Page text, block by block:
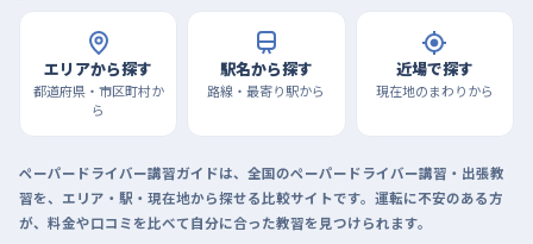
エリアから探す
都道府県・市区町村か
ら
駅名から探す
路線・最寄り駅から
近場で探す
現在地のまわりから
ペーパードライバー講習ガイドは、全国のペーパードライバー講習・出張教
習を、エリア・駅・現在地から探せる比較サイトです。運転に不安のある方
が、料金や口コミを比べて自分に合った教習を見つけられます。